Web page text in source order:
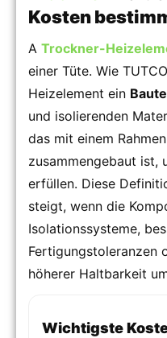
Kosten
A Trockner-
einer Tüte. Wie
Heizelement ein
und isolierenden
das mit einem
zusammengebaut ist,
erfüllen. Diese
steigt, wenn die
Isolationssysteme,
Fertigungstoleranzen
höherer Haltbarkeit
Wichtigste